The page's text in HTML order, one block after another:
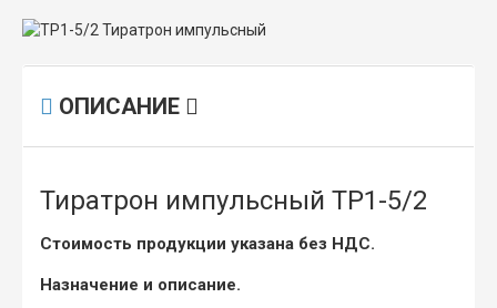
ОПИСАНИЕ
Тиратрон импульсный ТР1-5/2
Стоимость продукции указана без НДС.
Назначение и описание.